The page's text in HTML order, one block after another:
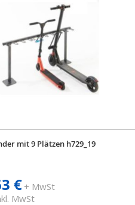
mit 9 Plätzen h729_19
€+ MwSt
MwSt